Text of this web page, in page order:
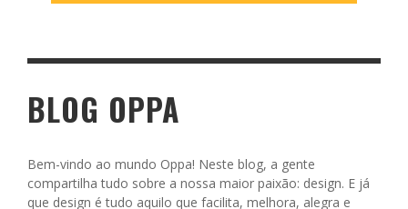
BLOG OPPA
Bem-vindo ao mundo Oppa! Neste blog, a gente
compartilha tudo sobre a nossa maior paixão: design. E já
que design é tudo aquilo que facilita, melhora, alegra e